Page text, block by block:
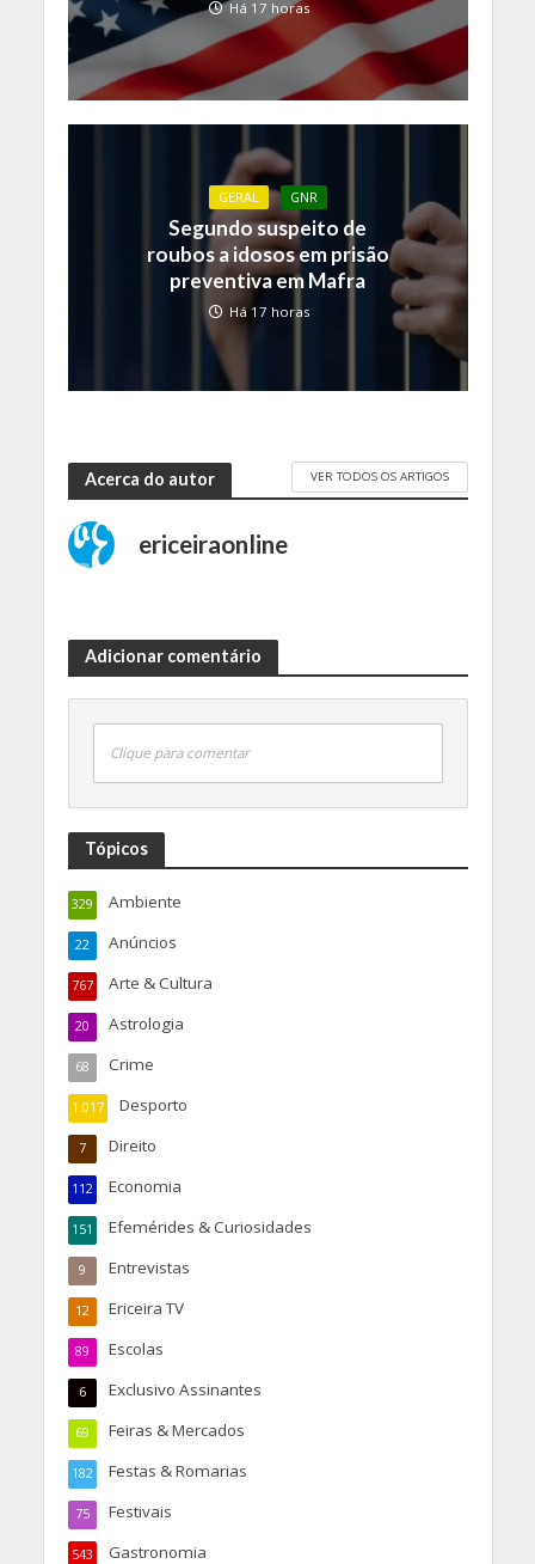
Há 17 horas
GERAL GNR
Segundo suspeito de
roubos a idosos em prisão
preventiva em Mafra
Há 17 horas
Acerca do autor VER TODOS OS ARTIGOS
ericeiraonline
Adicionar comentário
Clique para comentar
Tópicos
Ambiente
329
Anúncios
22
Arte & Cultura
767
Astrologia
20
Crime
68
Desporto
1.017
Direito
7
Economia
112
Efemérides & Curiosidades
151
Entrevistas
9
Ericeira TV
12
Escolas
89
Exclusivo Assinantes
6
Feiras & Mercados
69
Festas & Romarias
182
Festivais
75
Gastronomia
543